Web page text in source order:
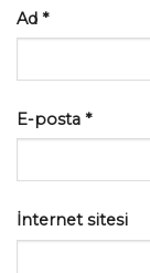
Ad *
E-posta *
İnternet sitesi